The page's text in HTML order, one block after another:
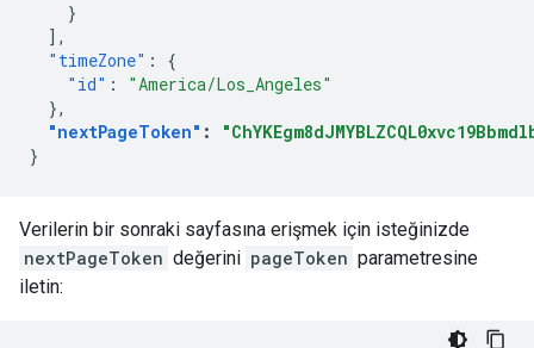
}
],
"timeZone" :
{
"id" :
"America/Los_Angeles"
},
"nextPageToken" :
}
Verilerin bir sonraki sayfasına erişmek için isteğinizde
nextPageToken değerini pageToken parametresine
iletin: